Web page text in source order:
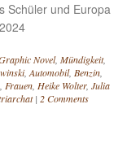
Schüler und Europa
Novel, Mündigkeit,
,Automobil, Benzin,
, Frauen, Heike Wolter, Julia
| 2 Comments